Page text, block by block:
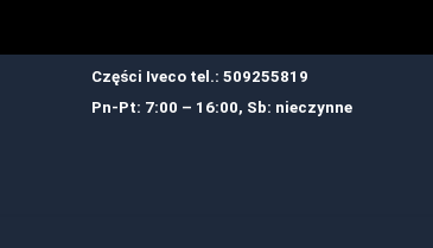
Części Iveco tel.: 509255819
Pn-Pt: 7:00 – 16:00, Sb: nieczynne